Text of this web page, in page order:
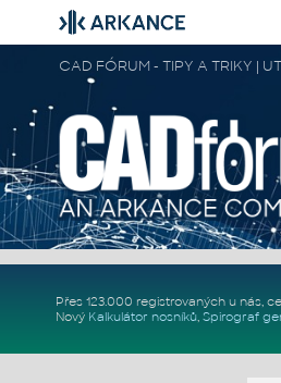
CAD FÓRUM - TIPY A TRIKY |
Přes 123.000 registrovaných u nás,
Nový Kalkulátor nosníků, Spirograf